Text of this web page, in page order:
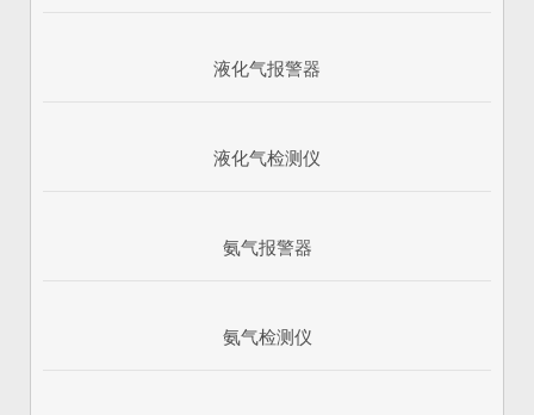
液化气报警器
液化气检测仪
氨气报警器
氨气检测仪